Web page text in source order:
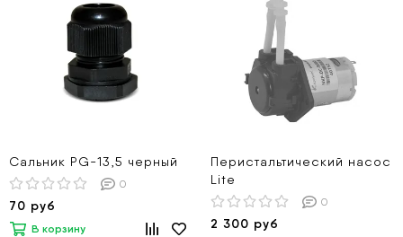
Сальник PG-13,5 черный
0
70 руб
В корзину
Перистальтический насос
Lite
0
2 300 руб